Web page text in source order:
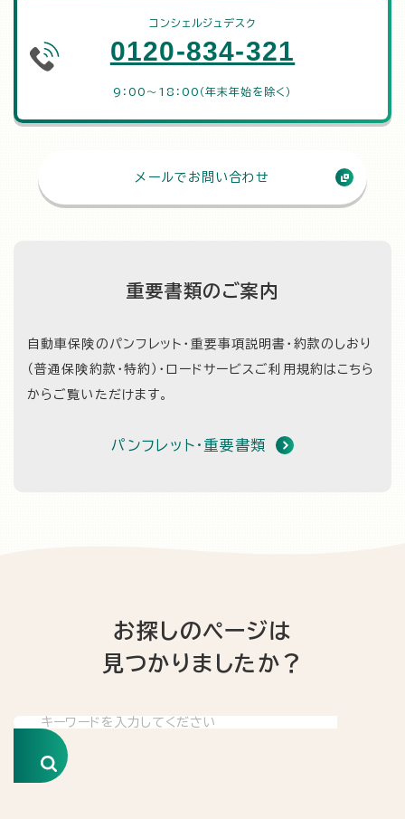
コンシェルジュデスク
0120-834-321
9：00～18：00（年末年始を除く）
メールでお問い合わせ
重要書類のご案内
自動車保険のパンフレット・重要事項説明書・約款のしおり
（普通保険約款・特約）・ ロードサービスご利用規約はこちら
からご覧いただけます。
パンフレット・重要書類
お探しのページは
見つかりましたか？
検索